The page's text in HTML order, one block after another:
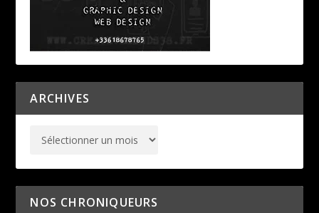
ARCHIVES
NOS CHRONIQUEURS